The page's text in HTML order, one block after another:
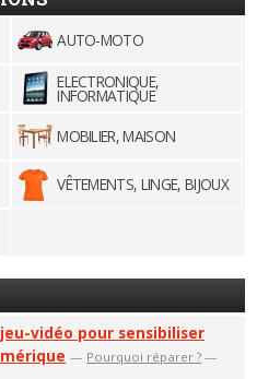
AUTO-MOTO
ELECTRONIQUE,
INFORMATIQUE
MOBILIER, MAISON
VÊTEMENTS, LINGE, BIJOUX
vidéo pour sensibiliser
— Pourquoi réparer ? —